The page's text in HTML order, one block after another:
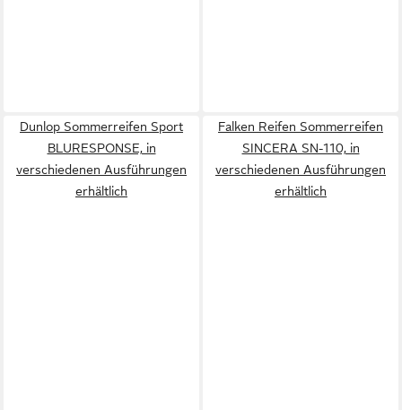
Dunlop Sommerreifen Sport
BLURESPONSE, in
verschiedenen Ausführungen
erhältlich
Falken Reifen Sommerreifen
SINCERA SN-110, in
verschiedenen Ausführungen
erhältlich